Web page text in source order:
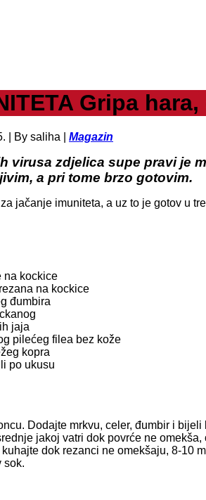
Gripa
| By saliha | Magazin
virusa zdjelica supe pravi je
a pri tome brzo gotovim.
jačanje imuniteta, a uz to je gotov u
na kockice
na kockice
đumbira
jaja
pilećeg filea bez kože
kopra
po ukusu
Dodajte mrkvu, celer, đumbir i bijeli
jakoj vatri dok povrće ne omekša,
dok rezanci ne omekšaju, 8-10
sok.